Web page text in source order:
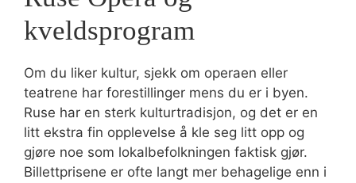
kveldsprogram
Om du liker kultur, sjekk om operaen eller
teatrene har forestillinger mens du er i byen.
Ruse har en sterk kulturtradisjon, og det er en
litt ekstra fin opplevelse å kle seg litt opp og
gjøre noe som lokalbefolkningen faktisk gjør.
Billettprisene er ofte langt mer behagelige enn i